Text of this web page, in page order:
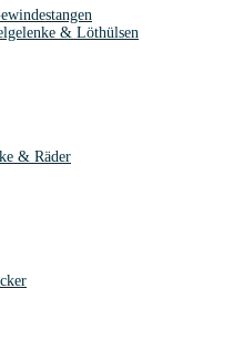
& Löthülsen
& Räder